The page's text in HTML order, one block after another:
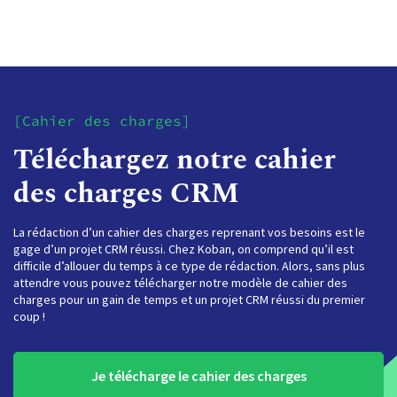
[Cahier des charges]
Téléchargez notre cahier
des charges CRM
La rédaction d’un cahier des charges reprenant vos besoins est le
gage d’un projet CRM réussi. Chez Koban, on comprend qu’il est
difficile d’allouer du temps à ce type de rédaction. Alors, sans plus
attendre vous pouvez télécharger notre modèle de cahier des
charges pour un gain de temps et un projet CRM réussi du premier
coup !
Je télécharge le cahier des charges